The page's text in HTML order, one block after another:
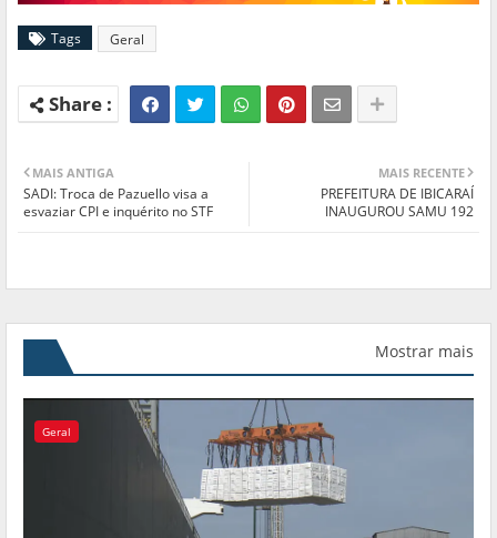
Tags Geral
MAIS RECENTE
PREFEITURA DE IBICARAÍ
INAUGUROU SAMU 192
MAIS ANTIGA
SADI: Troca de Pazuello visa a
esvaziar CPI e inquérito no STF
Mostrar mais
Geral